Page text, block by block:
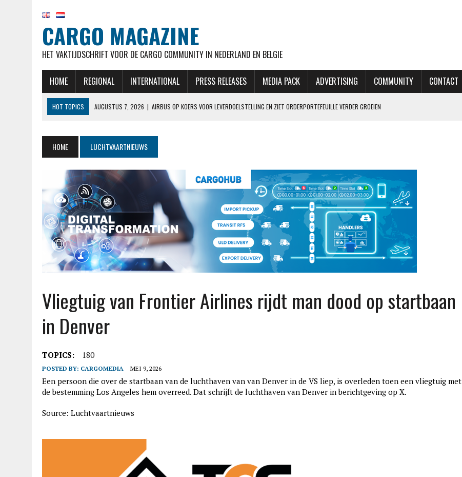
CARGO MAGAZINE
HET VAKTIJDSCHRIFT VOOR DE CARGO COMMUNITY IN NEDERLAND EN BELGIE
HOME REGIONAL INTERNATIONAL PRESS RELEASES MEDIA PACK ADVERTISING COMMUNITY CONTACT
HOT TOPICS AUGUSTUS 7, 2026 | AIRBUS OP KOERS VOOR LEVERDOELSTELLING EN ZIET ORDERPORTEFEUILLE VERDER GROEIEN
AUGUSTUS 6, 2026 | EASYJET WORDT OVERGENOMEN DOOR APOLLO, CASTLELAKE HAAKT AF
AUGUSTUS 7, 2026 | MALAYSIA AIRLINES NEEMT MAATREGELEN NADAT PILOOT 70.000 XTC-PILLEN SMOKKELDE
HOME LUCHTVAARTNIEUWS
Vliegtuig van Frontier Airlines rijdt man dood op startbaan
in Denver
TOPICS: 180
POSTED BY: CARGOMEDIA MEI 9, 2026
Een persoon die over de startbaan van de luchthaven van van Denver in de VS liep, is overleden toen een vliegtuig met
de bestemming Los Angeles hem overreed. Dat schrijft de luchthaven van Denver in berichtgeving op X.
Source: Luchtvaartnieuws
edition3
januari 27, 2017